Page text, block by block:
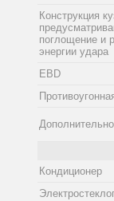
Конструкция
поглощение и
энергии удара
EBD
Кондиционер